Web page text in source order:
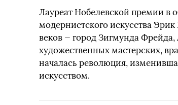
Лауреат Нобелевской премии в
модернистского искусства
веков — город Зигмунда
художественных мастерских,
началась революция,
искусством.